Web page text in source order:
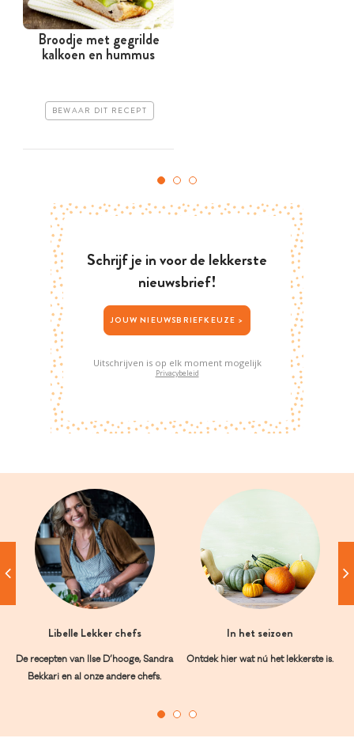
Broodje met gegrilde
kalkoen en hummus
BEWAAR DIT RECEPT
Schrijf je in voor de lekkerste
nieuwsbrief!
JOUW NIEUWSBRIEFKEUZE >
Uitschrijven is op elk moment mogelijk
Privacybeleid
Libelle Lekker chefs
De recepten van Ilse D’hooge, Sandra
Bekkari en al onze andere chefs.
In het seizoen
Ontdek hier wat nú het lekkerste is.